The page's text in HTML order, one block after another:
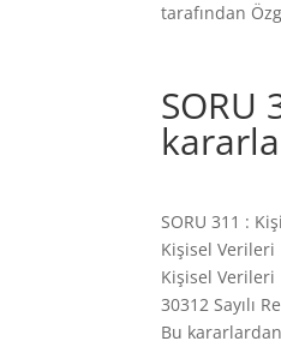
tarafından
SORU
SORU 311 :
Kişisel Verileri
Kişisel Verileri
30312 Sayılı
Bu